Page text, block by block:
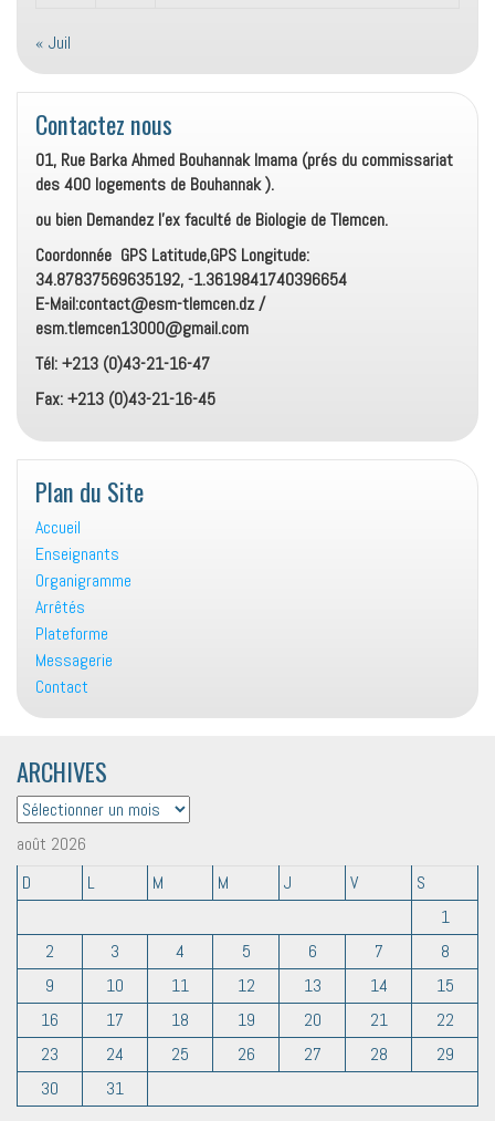
« Juil
Contactez nous
01, Rue Barka Ahmed Bouhannak Imama (prés du commissariat
des 400 logements de Bouhannak ).
ou bien Demandez l’ex faculté de Biologie de Tlemcen.
Coordonnée GPS Latitude,GPS Longitude:
34.87837569635192, -1.3619841740396654
E-Mail:contact@esm-tlemcen.dz /
esm.tlemcen13000@gmail.com
Tél: +213 (0)43-21-16-47
Fax: +213 (0)43-21-16-45
Plan du Site
Accueil
Enseignants
Organigramme
Arrêtés
Plateforme
Messagerie
Contact
ARCHIVES
ARCHIVES
août 2026
D
L M M J V
S
1
2
3 4 5 6 7
8
9
10 11 12 13 14
15
16
17 18 19 20 21
22
23
24 25 26 27 28
29
30
31